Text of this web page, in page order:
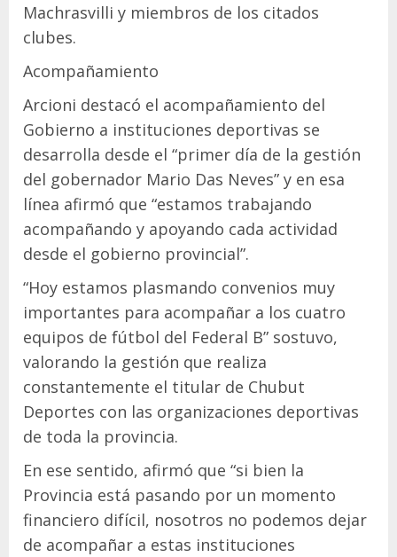
Machrasvilli y miembros de los citados
clubes.
Acompañamiento
Arcioni destacó el acompañamiento del
Gobierno a instituciones deportivas se
desarrolla desde el “primer día de la gestión
del gobernador Mario Das Neves” y en esa
línea afirmó que “estamos trabajando
acompañando y apoyando cada actividad
desde el gobierno provincial”.
“Hoy estamos plasmando convenios muy
importantes para acompañar a los cuatro
equipos de fútbol del Federal B” sostuvo,
valorando la gestión que realiza
constantemente el titular de Chubut
Deportes con las organizaciones deportivas
de toda la provincia.
En ese sentido, afirmó que “si bien la
Provincia está pasando por un momento
financiero difícil, nosotros no podemos dejar
de acompañar a estas instituciones